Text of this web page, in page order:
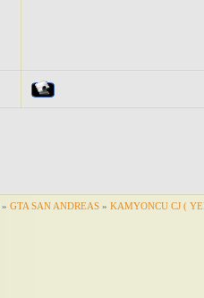
» GTA SAN ANDREAS » KAMYONCU CJ (